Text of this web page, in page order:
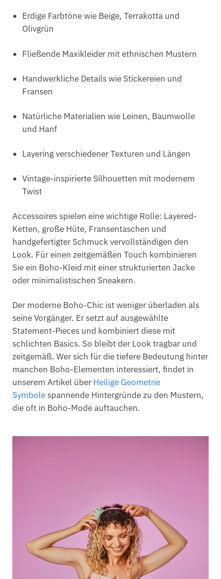
Erdige Farbtöne wie Beige, Terrakotta und
Olivgrün
Fließende Maxikleider mit ethnischen Mustern
Handwerkliche Details wie Stickereien und
Fransen
Natürliche Materialien wie Leinen, Baumwolle
und Hanf
Layering verschiedener Texturen und Längen
Vintage-inspirierte Silhouetten mit modernem
Twist
Accessoires spielen eine wichtige Rolle: Layered-
Ketten, große Hüte, Fransentaschen und
handgefertigter Schmuck vervollständigen den
Look. Für einen zeitgemäßen Touch kombinieren
Sie ein Boho-Kleid mit einer strukturierten Jacke
oder minimalistischen Sneakern.
Der moderne Boho-Chic ist weniger überladen als
seine Vorgänger. Er setzt auf ausgewählte
Statement-Pieces und kombiniert diese mit
schlichten Basics. So bleibt der Look tragbar und
zeitgemäß. Wer sich für die tiefere Bedeutung hinter
manchen Boho-Elementen interessiert, findet in
unserem Artikel über Heilige Geometrie
Symbolespannende Hintergründe zu den Mustern,
die oft in Boho-Mode auftauchen.